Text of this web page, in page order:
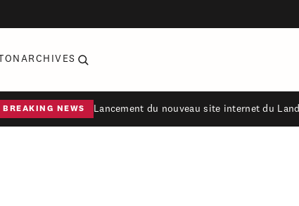
ARCHIVES
BREAKING NEWS Lancement du nouveau site internet du Land